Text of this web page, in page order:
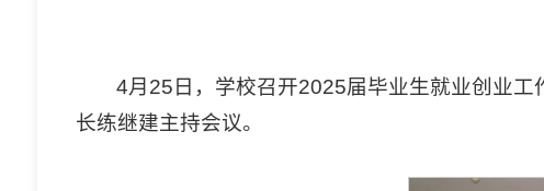
4月25日，学校召开2025届毕业生就业创业
长练继建主持会议。